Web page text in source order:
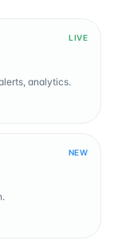
LIVE
analytics.
NEW